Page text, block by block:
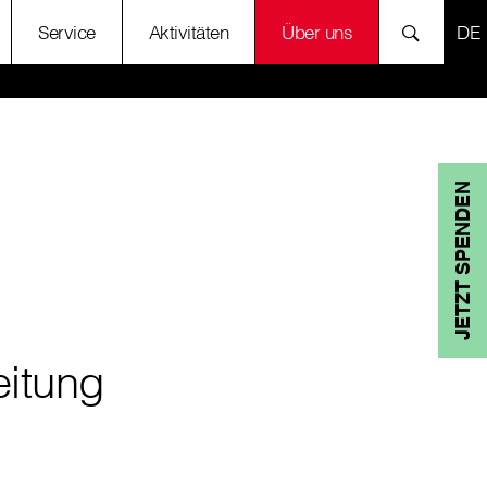
Service Aktivitäten Über uns
JETZT SPENDEN